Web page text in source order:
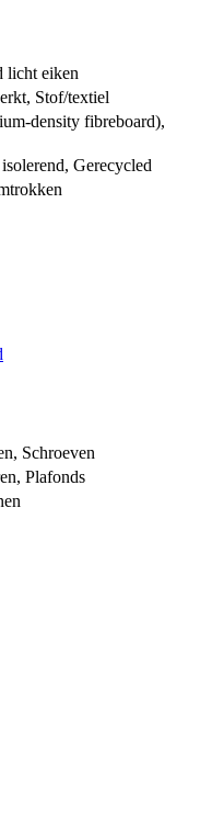
licht eiken
, Stof/textiel
density fibreboard),
, Gerecycled
, Schroeven
, Plafonds